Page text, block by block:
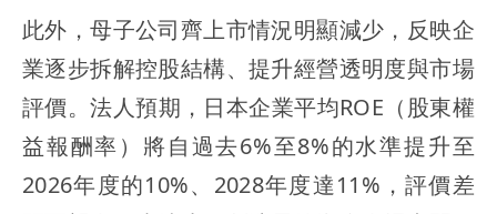
此外，母子公司齊上市情況明顯減少，反映企
業逐步拆解控股結構、提升經營透明度與市場
評價。法人預期，日本企業平均ROE（股東權
益報酬率）將自過去6%至8%的水準提升至
2026年度的10%、2028年度達11%，評價差